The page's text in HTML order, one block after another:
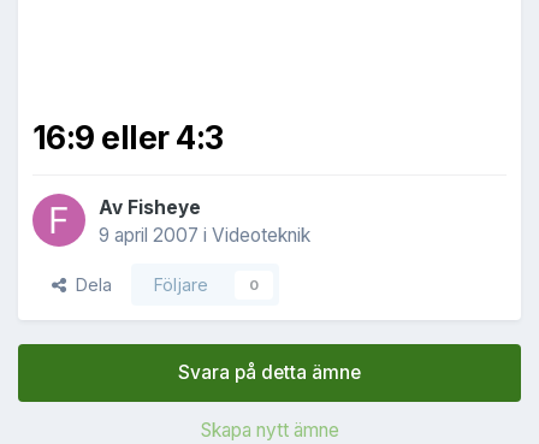
16:9 eller 4:3
Av Fisheye
9 april 2007 i Videoteknik
Dela Följare 0
Svara på detta ämne
Skapa nytt ämne